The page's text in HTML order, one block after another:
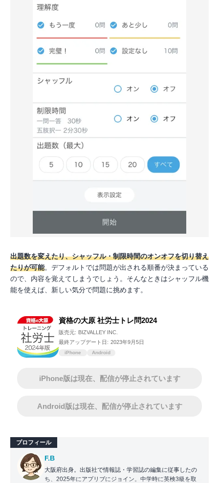
出題数を変えたり、シャッフル・制限時間のオンオフを切り替え
たりが可能。デフォルトでは問題が出される順番が決まっている
ので、内容を覚えてしまうでしょう。そんなときはシャッフル機
能を使えば、新しい気分で問題に挑めます。
資格の大原 社労士トレ問2024
販売元: BIZVALLEY INC.
最終アップデート日: 2023年9月5日
iPhone Android
iPhone版は現在、配信が停止されています
Android版は現在、配信が停止されています
プロフィール
F.B
大阪府出身。出版社で情報誌・学習誌の編集に従事したの
ち、2025年にアプリブにジョイン。中学時に英検3級を取